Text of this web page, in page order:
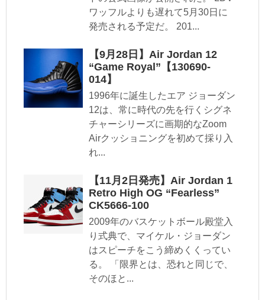
ワッフルよりも遅れて5月30日に
発売される予定だ。 201...
【9月28日】Air Jordan 12
“Game Royal”【130690-
014】
1996年に誕生したエア ジョーダン
12は、常に時代の先を行くシグネ
チャーシリーズに画期的なZoom
Airクッショニングを初めて採り入
れ...
【11月2日発売】Air Jordan 1
Retro High OG “Fearless”
CK5666-100
2009年のバスケットボール殿堂入
り式典で、マイケル・ジョーダン
はスピーチをこう締めくくってい
る。 「限界とは、恐れと同じで、
そのほと...